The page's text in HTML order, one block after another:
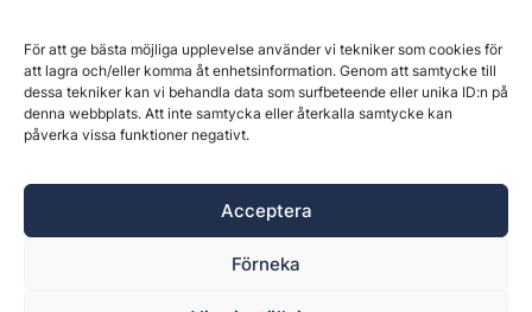
För att ge bästa möjliga upplevelse använder vi tekniker som cookies för
att lagra och/eller komma åt enhetsinformation. Genom att samtycke till
dessa tekniker kan vi behandla data som surfbeteende eller unika ID:n på
denna webbplats. Att inte samtycka eller återkalla samtycke kan
påverka vissa funktioner negativt.
Acceptera
Förneka
Kontakta oss
Östernäsvägen 1, 827 32 Ljusdal, org.nr: 556625-6425 -
Ansvarig utgivare: Henrik Ekberg. Innehållet på denna
webbplats är upphovsrättsligt skyddat. Ange källa vid citering.
Byggvärlden är en del avMarknadsdatagruppen